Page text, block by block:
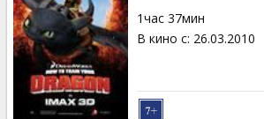
Кинозакуски
B2B
1час 37мин
В кино с: 26.03.2010